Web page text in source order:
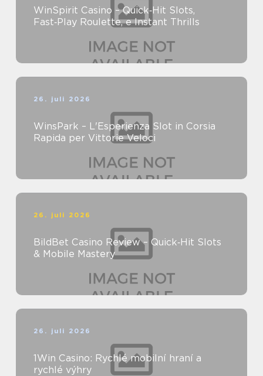
WinSpirit Casino – Quick‑Hit Slots,
Fast‑Play Roulette, e Instant Thrills
26. juli 2026
WinsPark – L'Esperienza Slot in Corsia
Rapida per Vittorie Veloci
26. juli 2026
BildBet Casino Review – Quick‑Hit Slots
& Mobile Mastery
26. juli 2026
1Win Casino: Rychlé mobilní hraní a
rychlé výhry